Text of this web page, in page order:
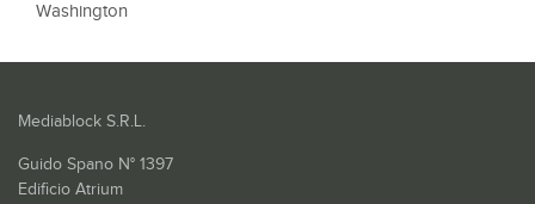
Washington
Mediablock S.R.L.
Guido Spano N° 1397
Edificio Atrium